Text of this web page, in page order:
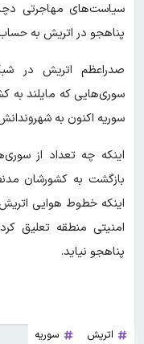
سیاست‌های مهاجرتی
پناهجو در اتریش به
صدراعظم اتریش در
سوریه اکنون به
اینکه چه تعداد از
بازگشت به کشورشان
اینکه خطوط هوایی اتریش
امنیتی منطقه تعلیق
پناهجو نیاید.
اتریش سوریه